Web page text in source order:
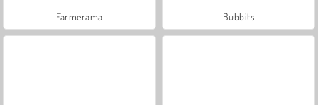
Farmerama Bubbits